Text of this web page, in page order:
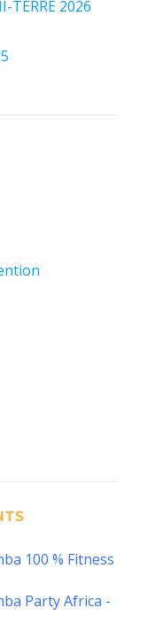
TERRE 2026
100 % Fitness
Party Africa -